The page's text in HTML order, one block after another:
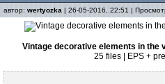
автор: wertyozka | 26-05-2016, 22:51 |
Vintage decorative elements in the
25 files | EPS +